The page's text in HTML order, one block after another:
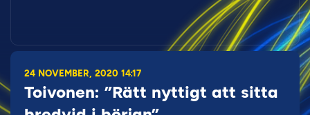
24 NOVEMBER, 2020 14:17
Toivonen: ”Rätt nyttigt att sitta